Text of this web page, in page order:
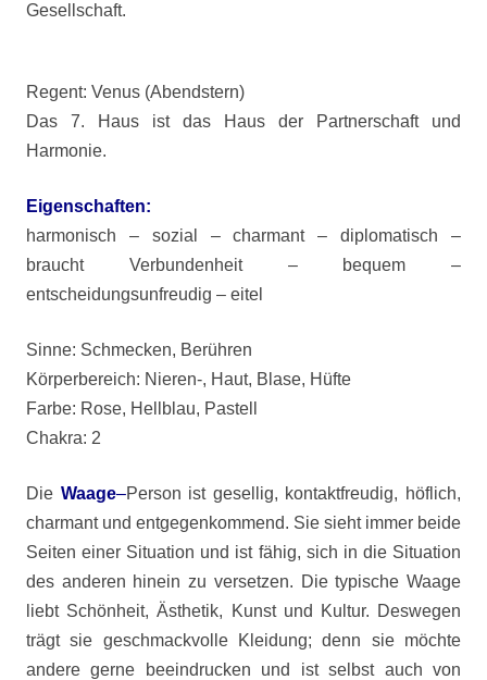
Gesellschaft.
Regent: Venus (Abendstern)
Das 7. Haus ist das Haus der Partnerschaft und
Harmonie.
Eigenschaften:
harmonisch – sozial – charmant – diplomatisch –
braucht Verbundenheit – bequem –
entscheidungsunfreudig – eitel
Sinne: Schmecken, Berühren
Körperbereich: Nieren-, Haut, Blase, Hüfte
Farbe: Rose, Hellblau, Pastell
Chakra: 2
Die Waage–Person ist gesellig, kontaktfreudig, höflich,
charmant und entgegenkommend. Sie sieht immer beide
Seiten einer Situation und ist fähig, sich in die Situation
des anderen hinein zu versetzen. Die typische Waage
liebt Schönheit, Ästhetik, Kunst und Kultur. Deswegen
trägt sie geschmackvolle Kleidung; denn sie möchte
andere gerne beeindrucken und ist selbst auch von